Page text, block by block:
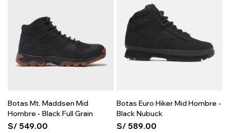
Botas Mt. Maddsen Mid
Hombre - Black Full Grain
S/ 549.00
Botas Euro Hiker Mid Hombre -
Black Nubuck
S/ 589.00